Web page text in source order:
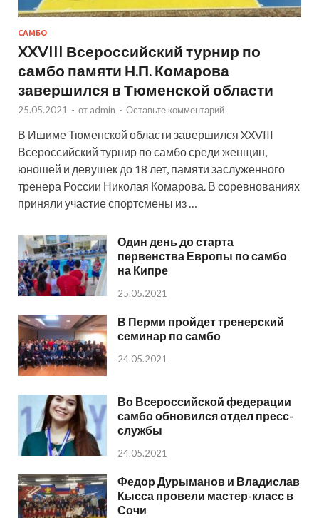
САМБО
XXVIII Всероссийский турнир по
самбо памяти Н.П. Комарова
завершился в Тюменской области
25.05.2021 - от admin - Оставьте комментарий
В Ишиме Тюменской области завершился XXVIII
Всероссийский турнир по самбо среди женщин,
юношей и девушек до 18 лет, памяти заслуженного
тренера России Николая Комарова. В соревнованиях
приняли участие спортсмены из …
Один день до старта
первенства Европы по самбо
на Кипре
25.05.2021
В Перми пройдет тренерский
семинар по самбо
24.05.2021
Во Всероссийской федерации
самбо обновился отдел пресс-
службы
24.05.2021
Федор Дурыманов и Владислав
Кысса провели мастер-класс в
Сочи